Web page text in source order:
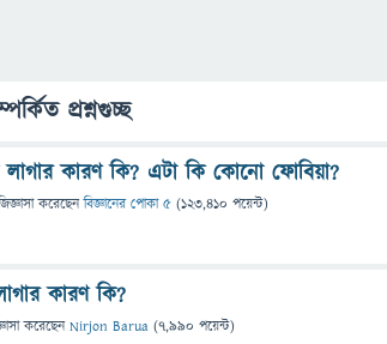
প্রশ্নগুচ্ছ
কারণ কি? এটা কি কোনো ফোবিয়া?
করেছেনবিজ্ঞানের পোকা ৫ (123,410 পয়েন্ট)
কারণ কি?
করেছেনNirjon Barua (7,990 পয়েন্ট)